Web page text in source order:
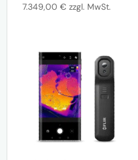
7.349,00€ zzgl. MwSt.